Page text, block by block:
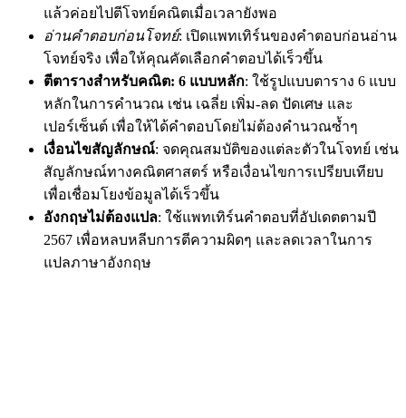
แล้วค่อยไปตีโจทย์คณิตเมื่อเวลายังพอ
อ่านคำตอบก่อนโจทย์: เปิดแพทเทิร์นของคำตอบก่อนอ่าน
โจทย์จริง เพื่อให้คุณคัดเลือกคำตอบได้เร็วขึ้น
ตีตารางสำหรับคณิต: 6 แบบหลัก: ใช้รูปแบบตาราง 6 แบบ
หลักในการคำนวณ เช่น เฉลี่ย เพิ่ม-ลด ปัดเศษ และ
เปอร์เซ็นต์ เพื่อให้ได้คำตอบโดยไม่ต้องคำนวณซ้ำๆ
เงื่อนไขสัญลักษณ์: จดคุณสมบัติของแต่ละตัวในโจทย์ เช่น
สัญลักษณ์ทางคณิตศาสตร์ หรือเงื่อนไขการเปรียบเทียบ
เพื่อเชื่อมโยงข้อมูลได้เร็วขึ้น
อังกฤษไม่ต้องแปล: ใช้แพทเทิร์นคำตอบที่อัปเดตตามปี
2567 เพื่อหลบหลีบการตีความผิดๆ และลดเวลาในการ
แปลภาษาอังกฤษ